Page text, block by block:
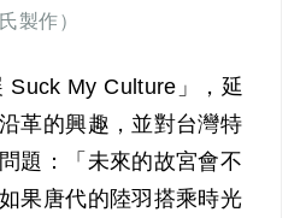
製作）
Suck My Culture」，延
革的興趣，並對台灣特
題：「未來的故宮會不
果唐代的陸羽搭乘時光